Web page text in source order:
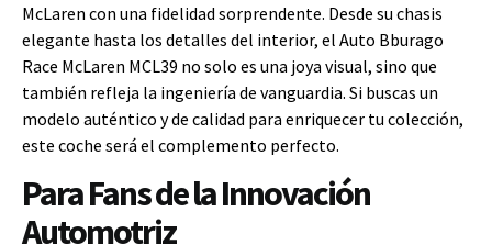
McLaren con una fidelidad sorprendente. Desde su chasis
elegante hasta los detalles del interior, el Auto Bburago
Race McLaren MCL39 no solo es una joya visual, sino que
también refleja la ingeniería de vanguardia. Si buscas un
modelo auténtico y de calidad para enriquecer tu colección,
este coche será el complemento perfecto.
Para Fans de la Innovación
Automotriz